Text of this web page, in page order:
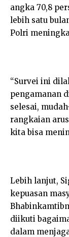
angka 70,8
lebih satu
Polri
“Survei ini
pengamanan
selesai,
rangkaian
kita bisa
Lebih lanjut,
kepuasan
diikuti
dalam